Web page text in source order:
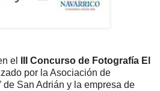
el
III Concurso de Fotografía El
por la Asociación de
de San Adrián y la empresa de